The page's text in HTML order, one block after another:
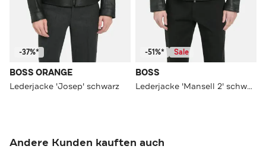
-37%*
BOSS ORANGE
Lederjacke 'Josep' schwarz
-51%* Sale
BOSS
Lederjacke 'Mansell 2' schwarz
Andere Kunden kauften auch